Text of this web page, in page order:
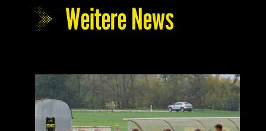
Weitere News